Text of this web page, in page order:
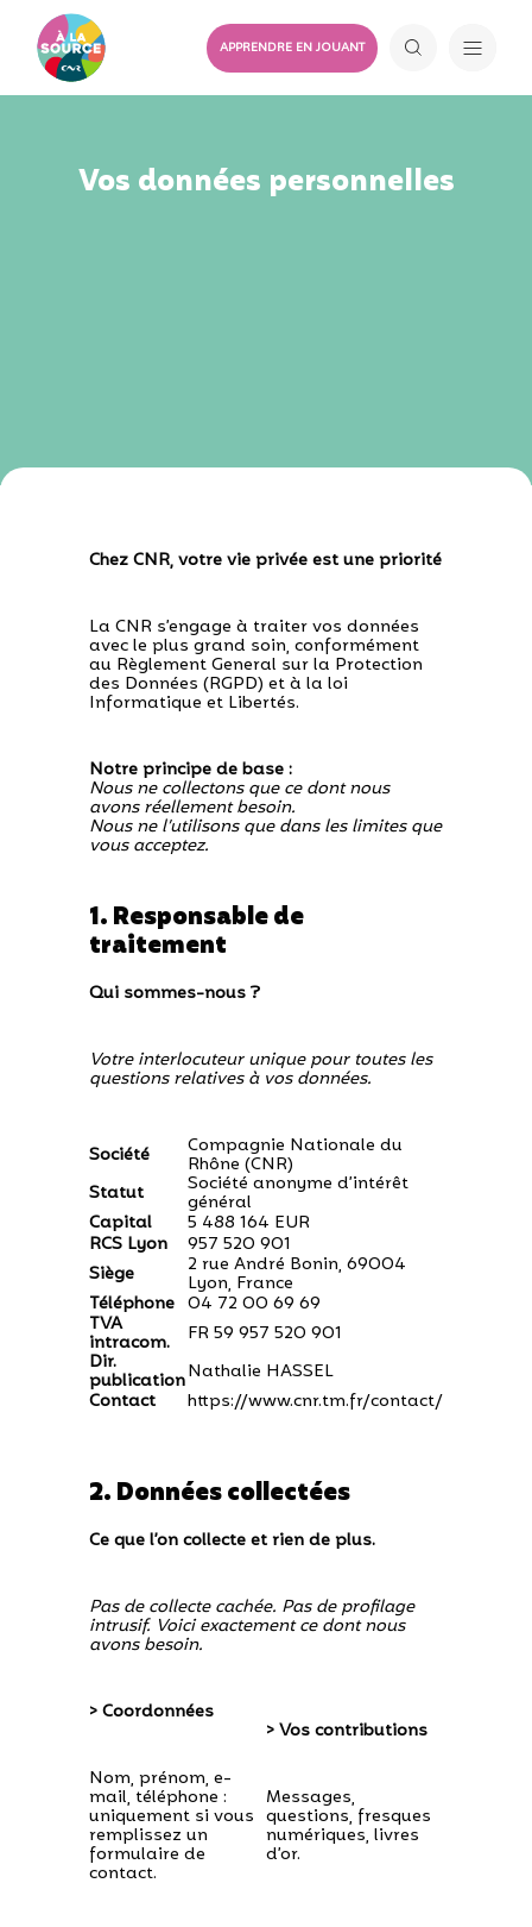
APPRENDRE EN JOUANT
Vos données personnelles
Chez CNR, votre vie privée est une priorité
La CNR s’engage à traiter vos données
avec le plus grand soin, conformément
au Règlement General sur la Protection
des Données (RGPD) et à la loi
Informatique et Libertés.
Notre principe de base :
Nous ne collectons que ce dont nous
avons réellement besoin.
Nous ne l’utilisons que dans les limites que
vous acceptez.
1. Responsable de
traitement
Qui sommes-nous ?
Votre interlocuteur unique pour toutes les
questions relatives à vos données.
Société Compagnie Nationale du
Rhône (CNR)
Statut
Société anonyme d’intérêt
général
Capital
5 488 164 EUR
RCS Lyon
957 520 901
Siège
2 rue André Bonin, 69004
Lyon, France
Téléphone 04 72 00 69 69
TVA
intracom.
FR 59 957 520 901
Dir.
publicationNathalie HASSEL
Contact
https://www.cnr.tm.fr/contact/
2. Données collectées
Ce que l’on collecte et rien de plus.
Pas de collecte cachée. Pas de profilage
intrusif. Voici exactement ce dont nous
avons besoin.
> Coordonnées
Nom, prénom, e-
mail, téléphone :
uniquement si vous
remplissez un
formulaire de
contact.
> Vos contributions
Messages,
questions, fresques
numériques, livres
d’or.